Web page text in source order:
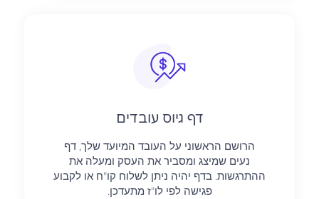
דף גיוס עובדים
הרושם הראשוני על העובד המיועד שלך, דף
נעים שמיצג ומסביר את העסק ומעלה את
ההתרגשות. בדף יהיה ניתן לשלוח קו"ח או לקבוע
פגישה לפי לו"ז מתעדכן.